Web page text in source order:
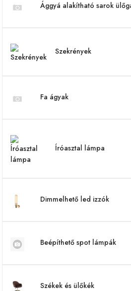
Ággyá alakítható sarok
Szekrények
Fa ágyak
Íróasztal lámpa
Dimmelhető led izzók
Beépíthető spot lámpák
Székek és ülőkék